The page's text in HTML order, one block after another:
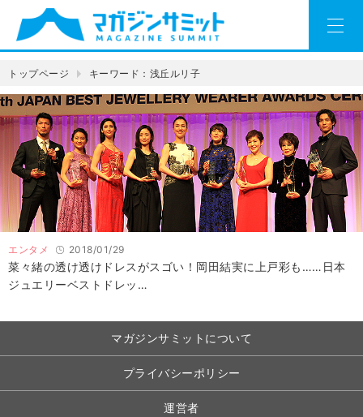
トップページ キーワード：浅丘ルリ子
エンタメ 2018/01/29
菜々緒の透け透けドレスがスゴい！岡田結実に上戸彩も……日本
ジュエリーベストドレッ…
マガジンサミットについて
プライバシーポリシー
運営者